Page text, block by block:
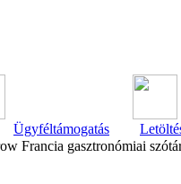
Ügyféltámogatás
Francia gasztronómiai